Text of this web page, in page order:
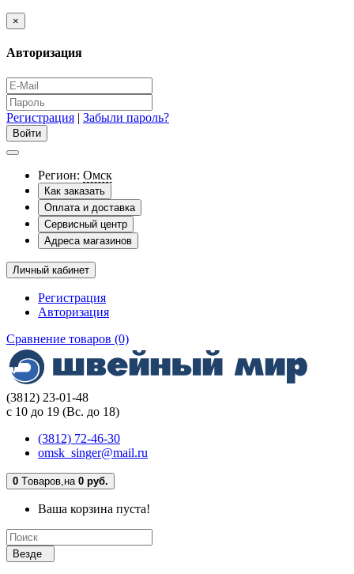
×
Авторизация
Регистрация | Забыли пароль?
Регион: Омск
Как заказать
Оплата и доставка
Сервисный центр
Адреса магазинов
Личный кабинет
Регистрация
Авторизация
Сравнение товаров (0)
(3812) 23-01-48
с 10 до 19 (Вс. до 18)
(3812) 72-46-30
omsk_singer@mail.ru
0 Tоваров,на 0 руб.
Ваша корзина пуста!
Везде